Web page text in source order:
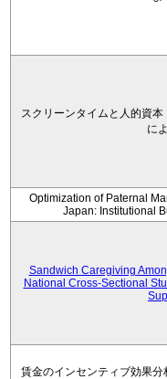
スクリーンタイムと人的資
に
Optimization of Paternal
Japan: Institutional
Sandwich Caregiving
National Cross-Sectional
賃金のインセンティブ効果